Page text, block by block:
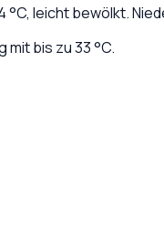
°C, leicht bewölkt.
bis zu 33 °C.